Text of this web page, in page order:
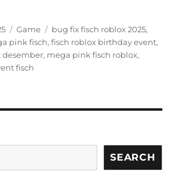
Categories
Game Tags
bug fix fisch roblox 2025,
pink fisch,fisch roblox birthday event,
desember, mega pink fisch roblox,
fisch
SEARCH